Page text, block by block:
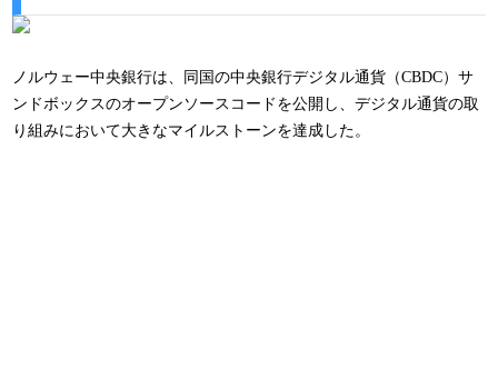
ノルウェー中央銀行は、同国の中央銀行デジタル通貨（CBDC）サ
ンドボックスのオープンソースコードを公開し、デジタル通貨の取
り組みにおいて大きなマイルストーンを達成した。